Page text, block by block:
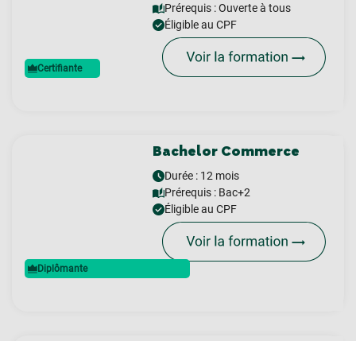
Certifiante
Prérequis :Ouverte à tous
Éligible au CPF
Diplômante
Bachelor Commerce
Durée : 12 mois
Prérequis : Bac+2
Éligible au CPF